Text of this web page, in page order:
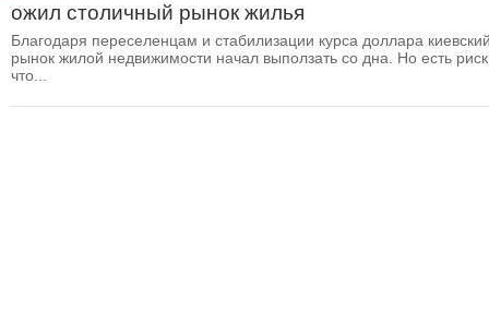
ожил столичный рынок жилья
Благодаря переселенцам и стабилизации курса доллара
рынок жилой недвижимости начал выползать со дна. Но есть
что...